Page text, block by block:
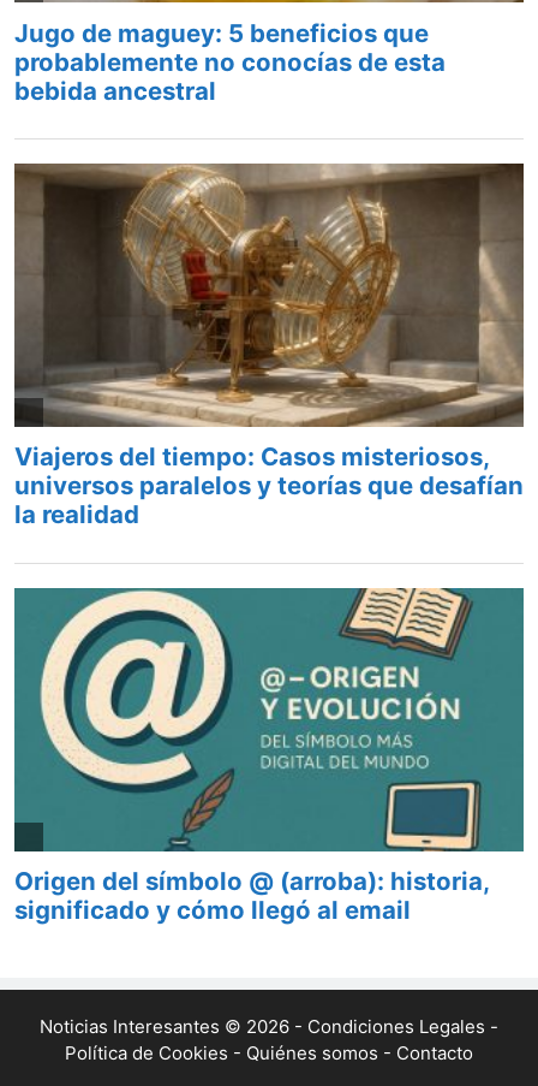
Noticias Interesantes © 2026 - Condiciones Legales -
Política de Cookies - Quiénes somos - Contacto